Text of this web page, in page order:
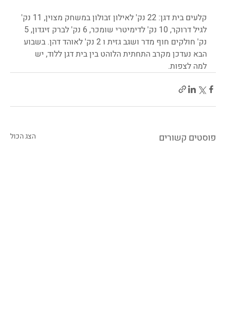
קלעים בית דגן: 22 נק' לאילון זבולון במשחק מצוין, 11 נק'
נק' חולקים חוף מדר ושגב גזית ו 2 נק' לאוהד דהן. בשבוע
הבא נעדכן מקרב התחתית הלוהט בין בית דגן ללוד, יש
למה לצפות.
פוסטים קשורים הצג הכול